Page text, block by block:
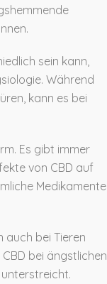
sein kann,
Während
kann es bei
Es gibt immer
von CBD auf
Medikamente,
auch bei Tieren
bei ängstlichen